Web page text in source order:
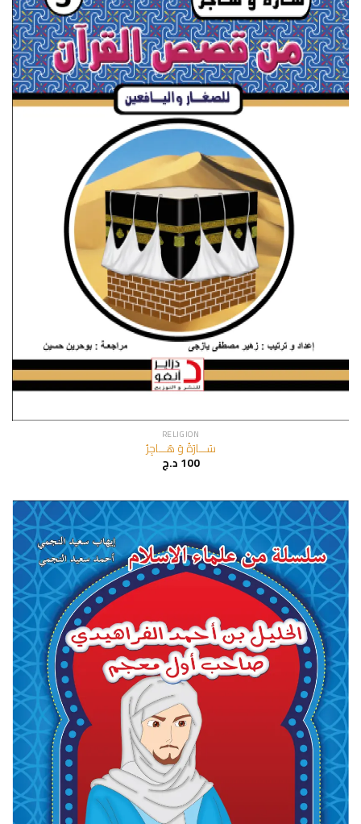
RELIGION
سَـــارَةُ وَ هَـــاجِرُ
100د.ج